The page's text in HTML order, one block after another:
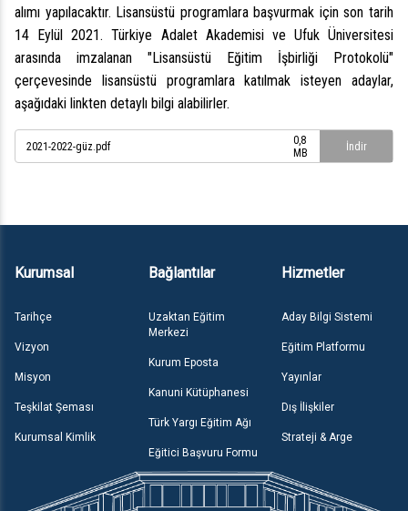
alımı yapılacaktır. Lisansüstü programlara başvurmak için son tarih
14 Eylül 2021. Türkiye Adalet Akademisi ve Ufuk Üniversitesi
arasında imzalanan "Lisansüstü Eğitim İşbirliği Protokolü"
çerçevesinde lisansüstü programlara katılmak isteyen adaylar,
aşağıdaki linkten detaylı bilgi alabilirler.
2021-2022-güz.pdf
0,8
MB
İndir
Kurumsal
Tarihçe
Vizyon
Misyon
Teşkilat Şeması
Kurumsal Kimlik
Bağlantılar
Uzaktan Eğitim
Merkezi
Kurum Eposta
Kanuni Kütüphanesi
Türk Yargı Eğitim Ağı
Eğitici Başvuru Formu
Hizmetler
Aday Bilgi Sistemi
Eğitim Platformu
Yayınlar
Dış İlişkiler
Strateji & Arge